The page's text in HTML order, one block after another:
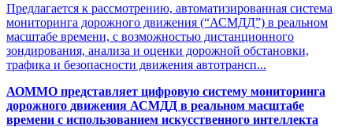
Предлагается к рассмотрению, автоматизированная система
мониторинга дорожного движения (“АСМДД”) в реальном
масштабе времени, с возможностью дистанционного
зондирования, анализа и оценки дорожной обстановки,
трафика и безопасности движения автотрансп...
АОММО представляет цифровую cистему мониторинга
дорожного движения АСМДД в реальном масштабе
времени с использованием искусственного интеллекта